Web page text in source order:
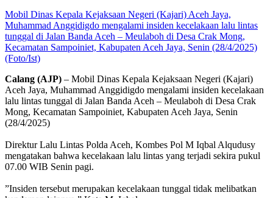
Mobil Dinas Kepala Kejaksaan Negeri (Kajari) Aceh Jaya,
Muhammad Anggidigdo mengalami insiden kecelakaan lalu lintas
tunggal di Jalan Banda Aceh – Meulaboh di Desa Crak Mong,
Kecamatan Sampoiniet, Kabupaten Aceh Jaya, Senin (28/4/2025)
(Foto/Ist)
Calang (AJP) – Mobil Dinas Kepala Kejaksaan Negeri (Kajari)
Aceh Jaya, Muhammad Anggidigdo mengalami insiden kecelakaan
lalu lintas tunggal di Jalan Banda Aceh – Meulaboh di Desa Crak
Mong, Kecamatan Sampoiniet, Kabupaten Aceh Jaya, Senin
(28/4/2025)
‎Direktur Lalu Lintas Polda Aceh, Kombes Pol M Iqbal Alqudusy
mengatakan bahwa kecelakaan lalu lintas yang terjadi sekira pukul
07.00 WIB Senin pagi.
‎”Insiden tersebut merupakan kecelakaan tunggal tidak melibatkan